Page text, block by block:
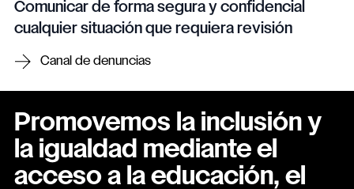
Comunicar de forma segura y confidencial
cualquier situación que requiera revisión
Canal de denuncias
Promovemos la inclusión y
la igualdad mediante el
acceso a la educación, el